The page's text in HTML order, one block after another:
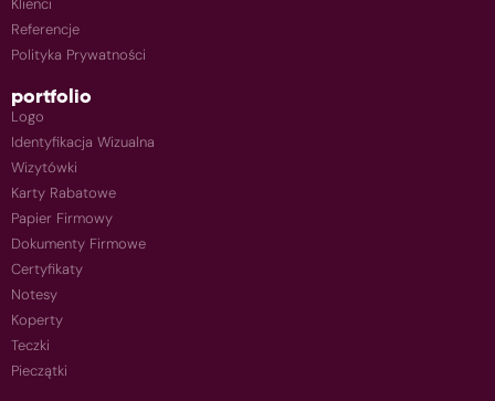
Referencje
Polityka Prywatności
portfolio
Logo
Identyfikacja Wizualna
Wizytówki
Karty Rabatowe
Papier Firmowy
Dokumenty Firmowe
Certyfikaty
Notesy
Koperty
Teczki
Pieczątki